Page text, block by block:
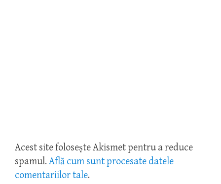
Acest site folosește Akismet pentru a reduce
spamul. Află cum sunt procesate datele
comentariilor tale.